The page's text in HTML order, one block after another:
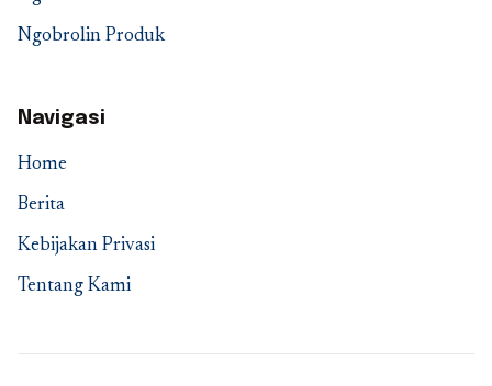
Ngobrolin Produk
Navigasi
Home
Berita
Kebijakan Privasi
Tentang Kami